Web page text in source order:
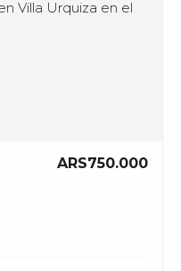
ARS750.000